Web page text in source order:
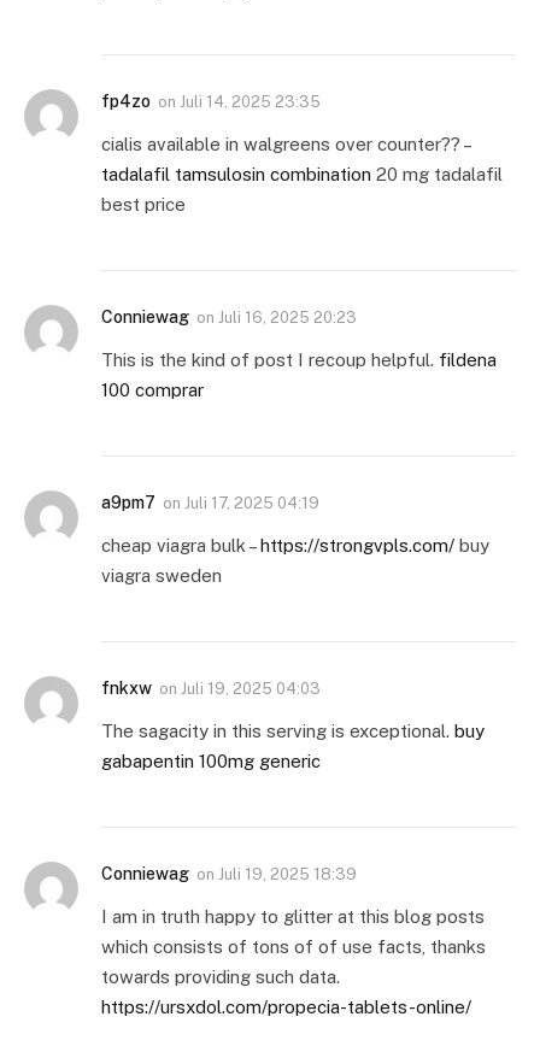
fp4zo on Juli 14, 2025 23:35
cialis available in walgreens over counter?? –
tadalafil tamsulosin combination 20 mg tadalafil
best price
Conniewag on Juli 16, 2025 20:23
This is the kind of post I recoup helpful. fildena
100 comprar
a9pm7 on Juli 17, 2025 04:19
cheap viagra bulk –https://strongvpls.com/ buy
viagra sweden
fnkxw on Juli 19, 2025 04:03
The sagacity in this serving is exceptional. buy
gabapentin 100mg generic
Conniewag on Juli 19, 2025 18:39
I am in truth happy to glitter at this blog posts
which consists of tons of of use facts, thanks
towards providing such data.
https://ursxdol.com/propecia-tablets-online/